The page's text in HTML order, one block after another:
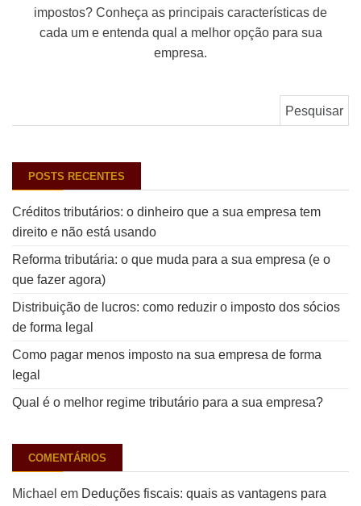
impostos? Conheça as principais características de
cada um e entenda qual a melhor opção para sua
empresa.
POSTS RECENTES
Créditos tributários: o dinheiro que a sua empresa tem
direito e não está usando
Reforma tributária: o que muda para a sua empresa (e o
que fazer agora)
Distribuição de lucros: como reduzir o imposto dos sócios
de forma legal
Como pagar menos imposto na sua empresa de forma
legal
Qual é o melhor regime tributário para a sua empresa?
COMENTÁRIOS
Michael em Deduções fiscais: quais as vantagens para